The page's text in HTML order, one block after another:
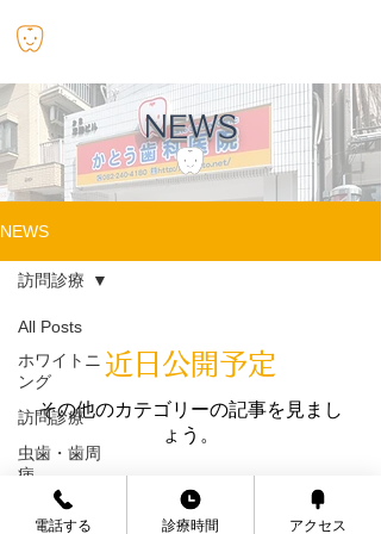
NEWS
NEWS
All Posts
ホワイトニ
ング
訪問診療
虫歯・歯周
病
お知らせ
訪問診療
近日公開予定
その他のカテゴリーの記事を見まし
ょう。
電話する 診療時間 アクセス